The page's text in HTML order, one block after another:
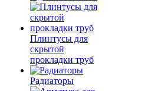
Плинтусы для
скрытой
прокладки труб
Радиаторы